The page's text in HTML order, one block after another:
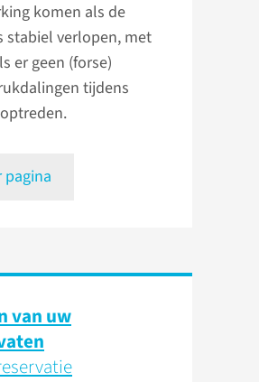
komen als de
stabiel verlopen, met
er geen (forse)
tijdens
pagina
van uw